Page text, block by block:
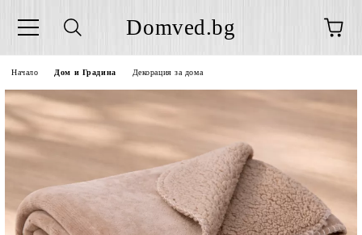
Domved.bg
Начало Дом и Градина Декорация за дома